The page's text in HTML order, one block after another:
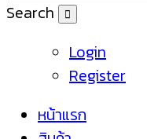
Search
Login
Register
หน้าแรก